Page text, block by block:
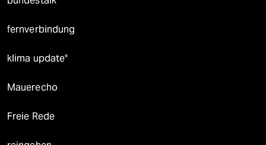
fernverbindung
klima update°
Mauerecho
Freie Rede